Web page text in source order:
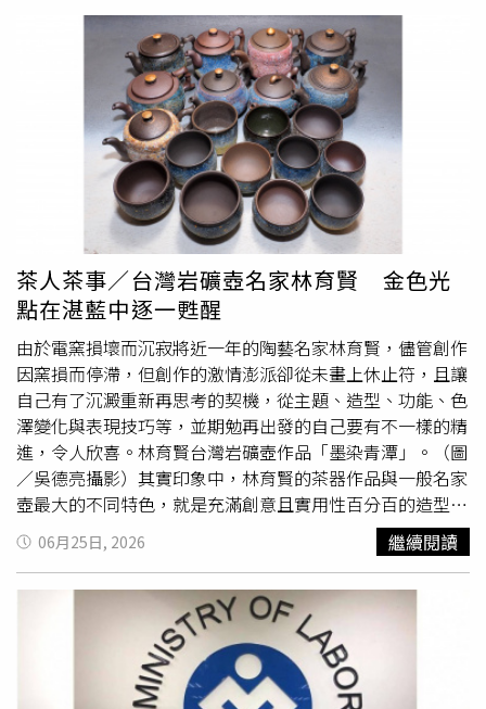
〈MayDay〉響起時，全場情緒來到最高點，這首歌曲就像
朴志訓對所有MAY最直接的告白，他語氣神祕地說：「你們
都有好好收到我想傳遞給你們的訊號嗎？」粉絲看不過癮地
大喊安可，朴志訓二度演唱〈MayDay〉，更無預警走下舞
台，一邊演唱一邊繞場與不同區域的粉絲互動，甚至多次拿
過粉絲手機錄下演唱畫面，就是要寵粉的敬業態度令粉絲心
滿意足。朴志訓調皮地說：「我沒有和經紀公司說過，就決
定要再次走下舞台！」期許未來要再以更優秀面貌與粉絲見
面，最後對全場粉絲大喊「我愛你們！」
「地獄開門了」、「校門關比鬼門開可怕」、「明天是全台
百貨公司、美食街最緊張的一天」、「老師終於可以好好休
息了」、「還好有補習班，根本神救援」，各種幽默回應引
發大批網友按讚分享。不少家長也坦言，暑假還沒開始就已
經先感受到壓力。有家長透露，自己早在一個多月前就開始
焦慮，不斷暗示孩子的外公、外婆「要不要帶回去住幾
天？」；也有人從5月就開始四處尋找夏令營，希望能安排
孩子參加一週以上的活動，笑說「如果有可以讓小孩出去一
星期不用回家的夏令營，我一定第一個報名」，還有人笑
稱，比起夏令營，「阿嬤營」才是真正暑假最熱門、最搶手
的育兒神隊友。不過，也有不少家長抱持截然不同的心情，
認為暑假反而能讓生活步調變得更輕鬆，不用每天清晨趕著
叫孩子起床、準備早餐、接送上下學，終於可以補眠，好好
睡上一覺。「不用每天截斷式睡眠真的舒服多了」、「終於
不用趕著送小孩 上學」、「可以睡晚一點，整個人都放鬆不
少」、「不用天天接送，反而覺得暑假比較輕鬆」，獲得不
少父母認同。除了家長之外，暑假也讓不少老師及通勤族樂
見其成。有老師笑說，終於可以暫時放下繁忙的教學工作，
好好喘口氣；不少上班族則分享，每逢平日上下班最怕經過
校園周邊，常因家長接送而大塞車，如今學生放暑假，車流
量明顯減少，「終於不用塞在學校門口」、「上班一路順
暢」、「通勤時間直接縮短」，讓不少人直呼，暑假不只是
學生的天堂，也是老師、通勤族與部分家長最期待的季節。
雖然暑假讓不同族群有著截然不同的心情，但也反映家長在
照顧、陪伴與安排孩子生活上的壓力。有人忙著規劃夏令
營、安排行程，也有人樂得享受不用早起的悠閒生活；而
「小鬼門開」、「校門關比鬼門開可怕」等幽默說法，更意
茶人茶事／台灣岩礦壺名家林育賢 金色光
點在湛藍中逐一甦醒
由於電窯損壞而沉寂將近一年的陶藝名家林育賢，儘管創作
因窯損而停滯，但創作的激情澎派卻從未畫上休止符，且讓
自己有了沉澱重新再思考的契機，從主題、造型、功能、色
澤變化與表現技巧等，並期勉再出發的自己要有不一樣的精
進，令人欣喜。林育賢台灣岩礦壺作品「墨染青潭」。（圖
／吳德亮攝影）其實印象中，林育賢的茶器作品與一般名家
壺最大的不同特色，就是充滿創意且實用性百分百的造型、
粗獷中清晰可見的細膩質感，以及冷暖色彩的交融搭配。今
次重新出發，發現帶來的岩礦壺與過去最大的不同，在於壺
把大量注入中國古典紋飾元素，且巧妙地加以婉約的意象，
柔軟多變卻又不失力與美交織的身段。而壺身色彩除了過去
常見的星空、火花、流星雨外，又大膽地以類似筆觸的刮痕
營造童話般的夢幻情境，甚至晴空下的璀璨等，為原本粗礦
的岩礦壺披上令人沉醉的繽紛外衣，令人驚喜。林育賢台灣
06月25日, 2026 繼續閱讀